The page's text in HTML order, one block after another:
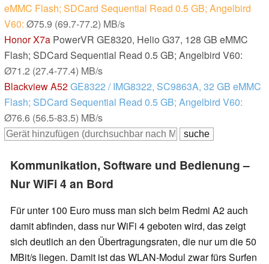
eMMC Flash; SDCard Sequential Read 0.5 GB; Angelbird
V60: Ø75.9 (69.7-77.2) MB/s
Honor X7a PowerVR GE8320, Helio G37, 128 GB eMMC
Flash; SDCard Sequential Read 0.5 GB; Angelbird V60:
Ø71.2 (27.4-77.4) MB/s
Blackview A52GE8322 / IMG8322, SC9863A, 32 GB eMMC
Flash; SDCard Sequential Read 0.5 GB; Angelbird V60:
Ø76.6 (56.5-83.5) MB/s
Kommunikation, Software und Bedienung –
Nur WiFi 4 an Bord
Für unter 100 Euro muss man sich beim Redmi A2 auch
damit abfinden, dass nur WiFi 4 geboten wird, das zeigt
sich deutlich an den Übertragungsraten, die nur um die 50
MBit/s liegen. Damit ist das WLAN-Modul zwar fürs Surfen